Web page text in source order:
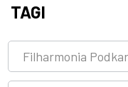
TAGI
Filharmonia